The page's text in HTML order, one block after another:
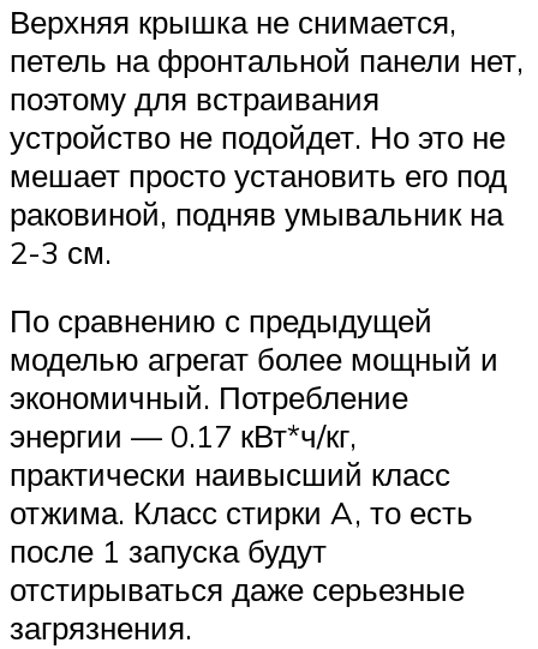
Верхняя крышка не снимается,
петель на фронтальной панели нет,
поэтому для встраивания
устройство не подойдет. Но это не
мешает просто установить его под
раковиной, подняв умывальник на
2-3 см.
По сравнению с предыдущей
моделью агрегат более мощный и
экономичный. Потребление
энергии — 0.17 кВт*ч/кг,
практически наивысший класс
отжима. Класс стирки A, то есть
после 1 запуска будут
отстирываться даже серьезные
загрязнения.